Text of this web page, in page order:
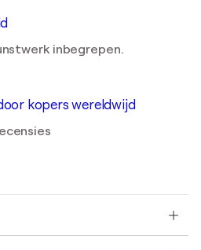
inbegrepen.
kopers wereldwijd